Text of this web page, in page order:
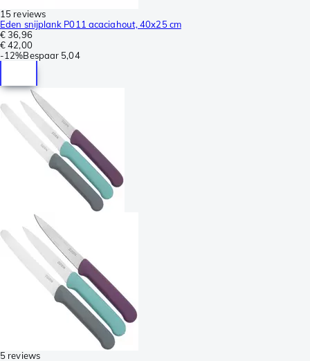
15 reviews
Eden snijplank P011 acaciahout, 40x25 cm
€ 36,96
€ 42,00
-12%Bespaar 5,04
5 reviews